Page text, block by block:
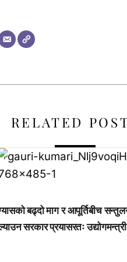
RELATED
,
बढ्दो माग र आपूर्तिबीच
सरकार प्रयासरतः उद्योगमन्त्री